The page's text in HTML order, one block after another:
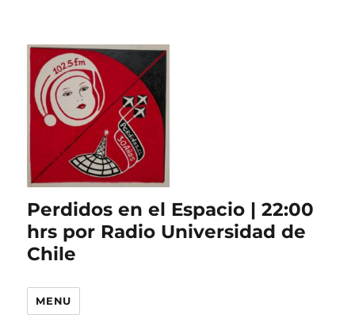
Perdidos en el Espacio | 22:00
hrs por Radio Universidad de
Chile
MENU